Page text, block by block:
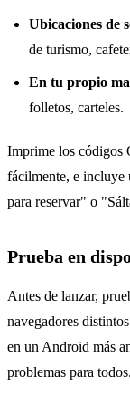
Ubicaciones de
de turismo,
En tu propio
folletos, carteles.
Imprime los códigos
fácilmente, e incluye
para reservar" o
Prueba en
Antes de lanzar,
navegadores
en un Android más
problemas para todos.